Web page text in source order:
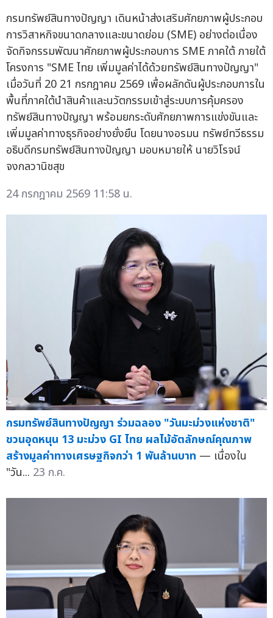
กรมทรัพย์สินทางปัญญา เดินหน้าส่งเสริมศักยภาพผู้ประกอบ
การวิสาหกิจขนาดกลางและขนาดย่อม (SME) อย่างต่อเนื่อง
จัดกิจกรรมพัฒนาศักยภาพผู้ประกอบการ SME ภาคใต้ ภายใต้
โครงการ "SME ไทย เพิ่มมูลค่าได้ด้วยทรัพย์สินทางปัญญา"
เมื่อวันที่ 20 21 กรกฎาคม 2569 เพื่อผลักดันผู้ประกอบการใน
พื้นที่ภาคใต้นำสินค้าและนวัตกรรมเข้าสู่ระบบการคุ้มครอง
ทรัพย์สินทางปัญญา พร้อมยกระดับศักยภาพการแข่งขันและ
เพิ่มมูลค่าทางธุรกิจอย่างยั่งยืน โดยนางอรมน ทรัพย์ทวีธรรม
อธิบดีกรมทรัพย์สินทางปัญญา มอบหมายให้ นายวิโรจน์
จงกลวานิชสุข
24 กรกฎาคม 2569 11:58 น.
กรมทรัพย์สินทางปัญญา ร่วมฉลอง "วันมะม่วงแห่งชาติ"
ชวนอุดหนุน 13 มะม่วง GI ไทย ผลไม้อัตลักษณ์คุณภาพ
สร้างมูลค่าทางเศรษฐกิจกว่า 1 พันล้านบาท — เนื่องใน
"วัน... 23 ก.ค.